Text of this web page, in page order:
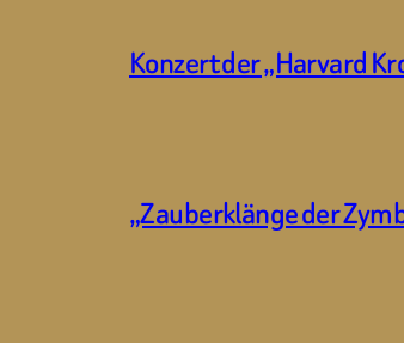
Konzert der „Harvard
„Zauberklänge der